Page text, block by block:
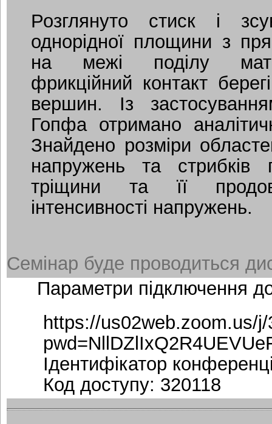
Розглянуто стиск і
однорідної площини з
на межі поділу
фрикційний контакт
вершин. Із
Гопфа отримано
Знайдено розміри
напружень та стрибків
тріщини та її
інтенсивності напружень.
Семінар буде проводиться
Параметри підключення
https://us02web.zoom.us/
Ідентифікатор
Код доступу: 320118